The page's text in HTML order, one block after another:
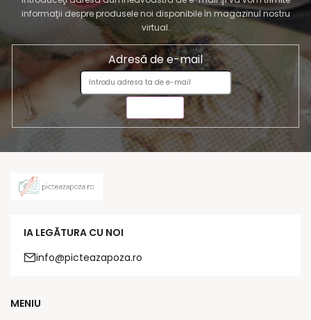
informaţii despre produsele noi disponibile în magazinul nostru
virtual.
Adresă de e-mail
IA LEGĂTURA CU NOI
info@picteazapoza.ro
MENIU